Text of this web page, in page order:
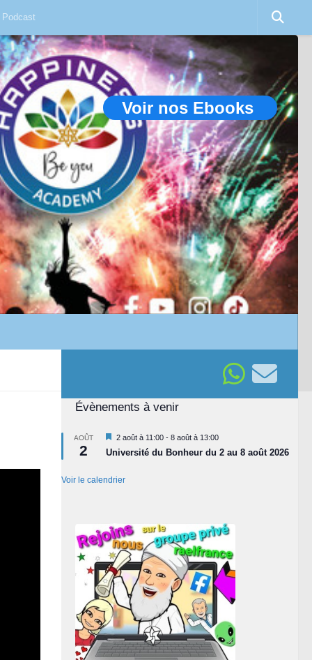
Voir nos Ebooks
Évènements à venir
AOÛT
2
Mis
en
avant
2 août à 11:00 - 8 août à 13:00
Université du Bonheur du 2 au 8 août 2026
Voir le calendrier